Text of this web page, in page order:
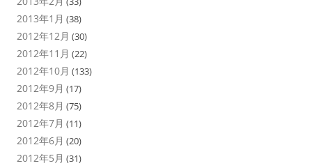
2013年1月 (38)
2012年12月 (30)
2012年11月 (22)
2012年10月 (133)
2012年9月 (17)
2012年8月 (75)
2012年7月 (11)
2012年6月 (20)
2012年5月 (31)